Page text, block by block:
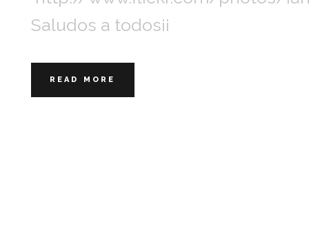
Saludos a todos¡¡
READ MORE